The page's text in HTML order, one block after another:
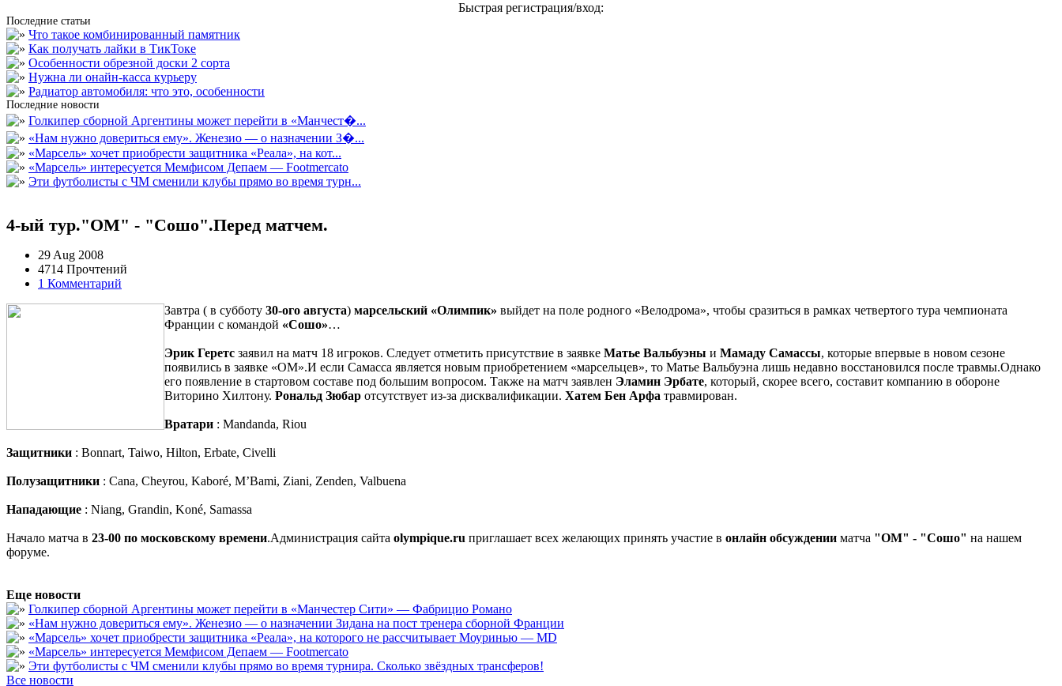
Быстрая регистрация/вход:
Последние статьи
Что такое комбинированный памятник
Как получать лайки в ТикТоке
Особенности обрезной доски 2 сорта
Нужна ли онайн-касса курьеру
Радиатор автомобиля: что это, особенности
Последние новости
Голкипер сборной Аргентины может перейти в «Манчест�...
«Нам нужно довериться ему». Женезио — о назначении З�...
«Марсель» хочет приобрести защитника «Реала», на кот...
«Марсель» интересуется Мемфисом Депаем — Footmercato
Эти футболисты с ЧМ сменили клубы прямо во время турн...
4-ый тур."ОМ" - "Сошо".Перед матчем.
29 Aug 2008
4714 Прочтений
1 Комментарий
Завтра ( в субботу 30-ого августа) марсельский «Олимпик» выйдет на поле родного «Велодрома», чтобы сразиться в рамках четвертого тура чемпионата
Франции с командой «Сошо»…
Эрик Геретс заявил на матч 18 игроков. Следует отметить присутствие в заявке Матье Вальбуэны и Мамаду Самассы, которые впервые в новом сезоне
появились в заявке «ОМ».И если Самасса является новым приобретением «марсельцев», то Матье Вальбуэна лишь недавно восстановился после травмы.Однако
его появление в стартовом составе под большим вопросом. Также на матч заявлен Эламин Эрбате, который, скорее всего, составит компанию в обороне
Виторино Хилтону. Рональд Зюбар отсутствует из-за дисквалификации. Хатем Бен Арфа травмирован.
Вратари : Mandanda, Riou
Защитники : Bonnart, Taiwo, Hilton, Erbate, Civelli
Полузащитники : Cana, Cheyrou, Kaboré, M’Bami, Ziani, Zenden, Valbuena
Нападающие : Niang, Grandin, Koné, Samassa
Начало матча в 23-00 по московскому времени.Администрация сайта olympique.ru приглашает всех желающих принять участие в онлайн обсуждении матча "ОМ" - "Сошо" на нашем
форуме.
Еще новости
Голкипер сборной Аргентины может перейти в «Манчестер Сити» — Фабрицио Романо
«Нам нужно довериться ему». Женезио — о назначении Зидана на пост тренера сборной Франции
«Марсель» хочет приобрести защитника «Реала», на которого не рассчитывает Моуринью — MD
«Марсель» интересуется Мемфисом Депаем — Footmercato
Эти футболисты с ЧМ сменили клубы прямо во время турнира. Сколько звёздных трансферов!
Все новости